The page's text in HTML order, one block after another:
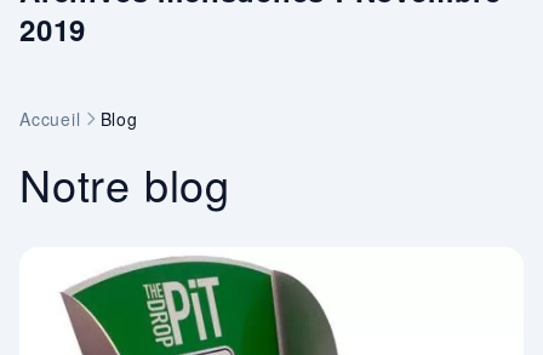
2019
Accueil Blog
Notre blog